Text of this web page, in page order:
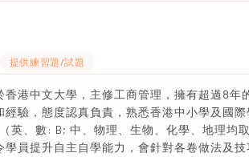
提供練習題/試題
香港中文大學，主修工商管理，擁有超過8年
經驗，態度認真負責，熟悉香港中小學及國
英、數: B; 中、物理、生物、化學、地理均
學員提升自主自學能力，會針對各卷做法及